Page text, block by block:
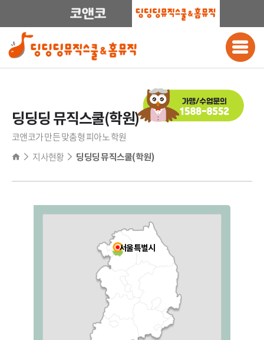
딩딩딩 뮤직스쿨(학원)
코앤코가 만든 맞춤형 피아노 학원
지사현황
딩딩딩 뮤직스쿨(학원)
서울특별시